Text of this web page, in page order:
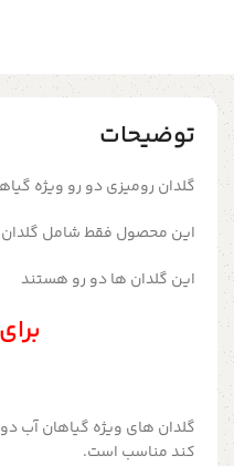
توضیحات
گلدان رومیزی دو رو ویژه
این محصول فقط شامل
این گلدان ها دو رو هستند
گلدان های ویژه گیاهان آب
کند مناسب است.